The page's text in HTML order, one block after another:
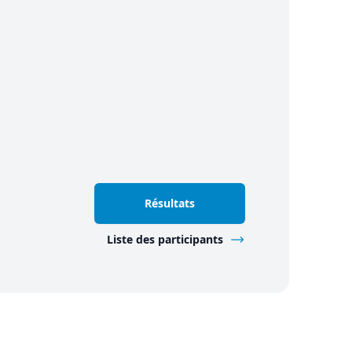
Résultats
Liste des participants